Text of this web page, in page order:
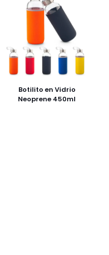
Botilito en Vidrio
Neoprene 450ml